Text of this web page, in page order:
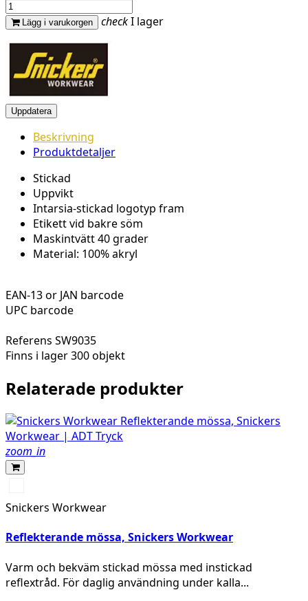
Lägg i varukorgen checkI lager
Beskrivning
Produktdetaljer
Stickad
Uppvikt
Intarsia-stickad logotyp fram
Etikett vid bakre söm
Maskintvätt 40 grader
Material: 100% akryl
EAN-13 or JAN barcode
UPC barcode
Referens SW9035
Finns i lager300 objekt
Relaterade produkter
zoom_in
melerad
Snickers Workwear
Reflekterande mössa, Snickers Workwear
Varm och bekväm stickad mössa med instickad
reflextråd. För daglig användning under kalla...